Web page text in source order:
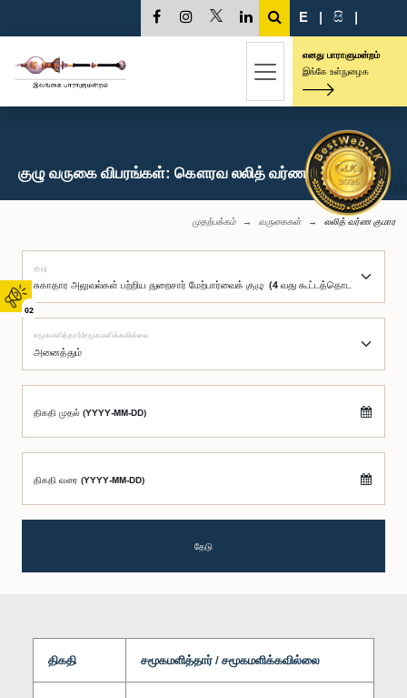
02
E | සි |
எனது பாராளுமன்றம்
இங்கே உள்நுழைக
குழு வருகை விபரங்கள்: கௌரவ லலித் வர்ண குமார, பா.உ.
முதற்பக்கம் வருகைகள் லலித் வர்ண குமார
குழு
சமூகமளித்தார்/சமூகமளிக்கவில்லை
திகதி முதல் (YYYY-MM-DD)
திகதி வரை (YYYY-MM-DD)
தேடு
திகதி சமூகமளித்தார் / சமூகமளிக்கவில்லை